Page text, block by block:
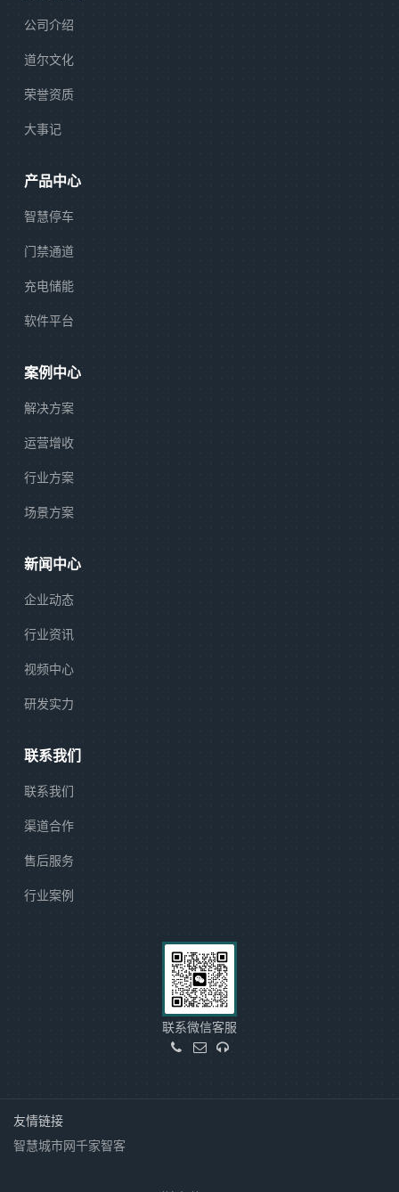
公司介绍
道尔文化
荣誉资质
大事记
产品中心
智慧停车
门禁通道
充电储能
软件平台
案例中心
解决方案
运营增收
行业方案
场景方案
新闻中心
企业动态
行业资讯
视频中心
研发实力
联系我们
联系我们
渠道合作
售后服务
行业案例
联系微信客服
友情链接
智慧城市网千家智客